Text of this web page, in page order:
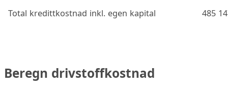
Total kredittkostnad inkl. egen kapital
485
Beregn drivstoffkostnad